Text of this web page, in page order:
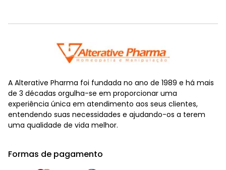
A Alterative Pharma foi fundada no ano de 1989 e há mais
de 3 décadas orgulha-se em proporcionar uma
experiência única em atendimento aos seus clientes,
entendendo suas necessidades e ajudando-os a terem
uma qualidade de vida melhor.
Formas de pagamento